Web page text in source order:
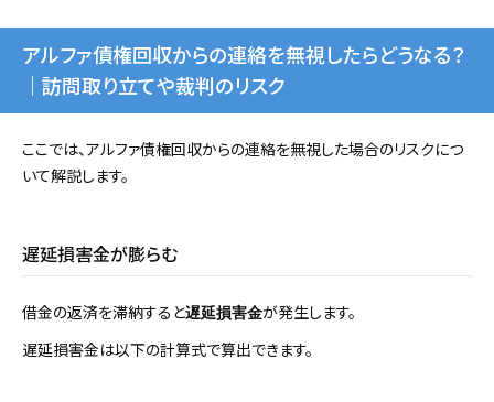
アルファ債権回収からの連絡を無視したらどうなる？
｜訪問取り立てや裁判のリスク
ここでは、アルファ債権回収からの連絡を無視した場合のリスクにつ
いて解説します。
遅延損害金が膨らむ
借金の返済を滞納すると遅延損害金が発生します。
遅延損害金は以下の計算式で算出できます。